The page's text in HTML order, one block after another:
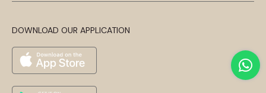
DOWNLOAD OUR APPLICATION